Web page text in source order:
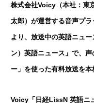
株式会社Voicy（本社：東
太郎）が運営する音声プ
より、放送中の英語ニュ
ン）英語ニュース」で、
ー」を使った有料放送を本
Voicy「日経LissN 英語ニ